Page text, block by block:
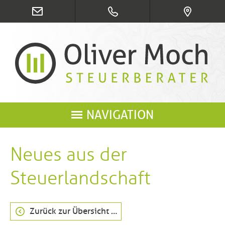
NAVIGATION
Neues aus der
Steuerlandschaft
Zurück zur Übersicht …